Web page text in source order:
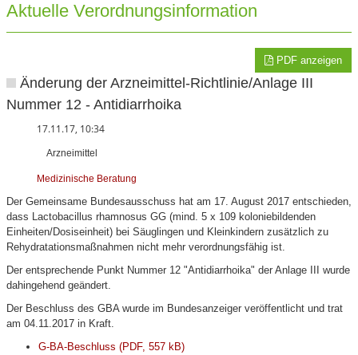
Aktuelle Verordnungsinformation
PDF anzeigen
Änderung der Arzneimittel-Richtlinie/Anlage III
Nummer 12 - Antidiarrhoika
17.11.17, 10:34
Arzneimittel
Medizinische Beratung
Der Gemeinsame Bundesausschuss hat am 17. August 2017 entschieden,
dass Lactobacillus rhamnosus GG (mind. 5 x 109 koloniebildenden
Einheiten/Dosiseinheit) bei Säuglingen und Kleinkindern zusätzlich zu
Rehydratationsmaßnahmen nicht mehr verordnungsfähig ist.
Der entsprechende Punkt Nummer 12 "Antidiarrhoika" der Anlage III wurde
dahingehend geändert.
Der Beschluss des GBA wurde im Bundesanzeiger veröffentlicht und trat
am 04.11.2017 in Kraft.
G-BA-Beschluss (PDF, 557 kB)